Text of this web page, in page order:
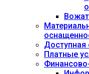
Доступная
Платные